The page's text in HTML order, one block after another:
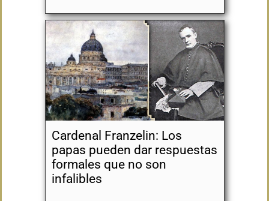
Cardenal Franzelin: Los
papas pueden dar respuestas
formales que no son
infalibles